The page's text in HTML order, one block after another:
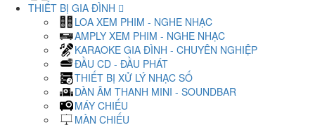
THIẾT BỊ GIA ĐÌNH
LOA XEM PHIM - NGHE NHẠC
AMPLY XEM PHIM - NGHE NHẠC
KARAOKE GIA ĐÌNH - CHUYÊN NGHIỆP
ĐẦU CD - ĐẦU PHÁT
THIẾT BỊ XỬ LÝ NHẠC SỐ
DÀN ÂM THANH MINI - SOUNDBAR
MÁY CHIẾU
MÀN CHIẾU